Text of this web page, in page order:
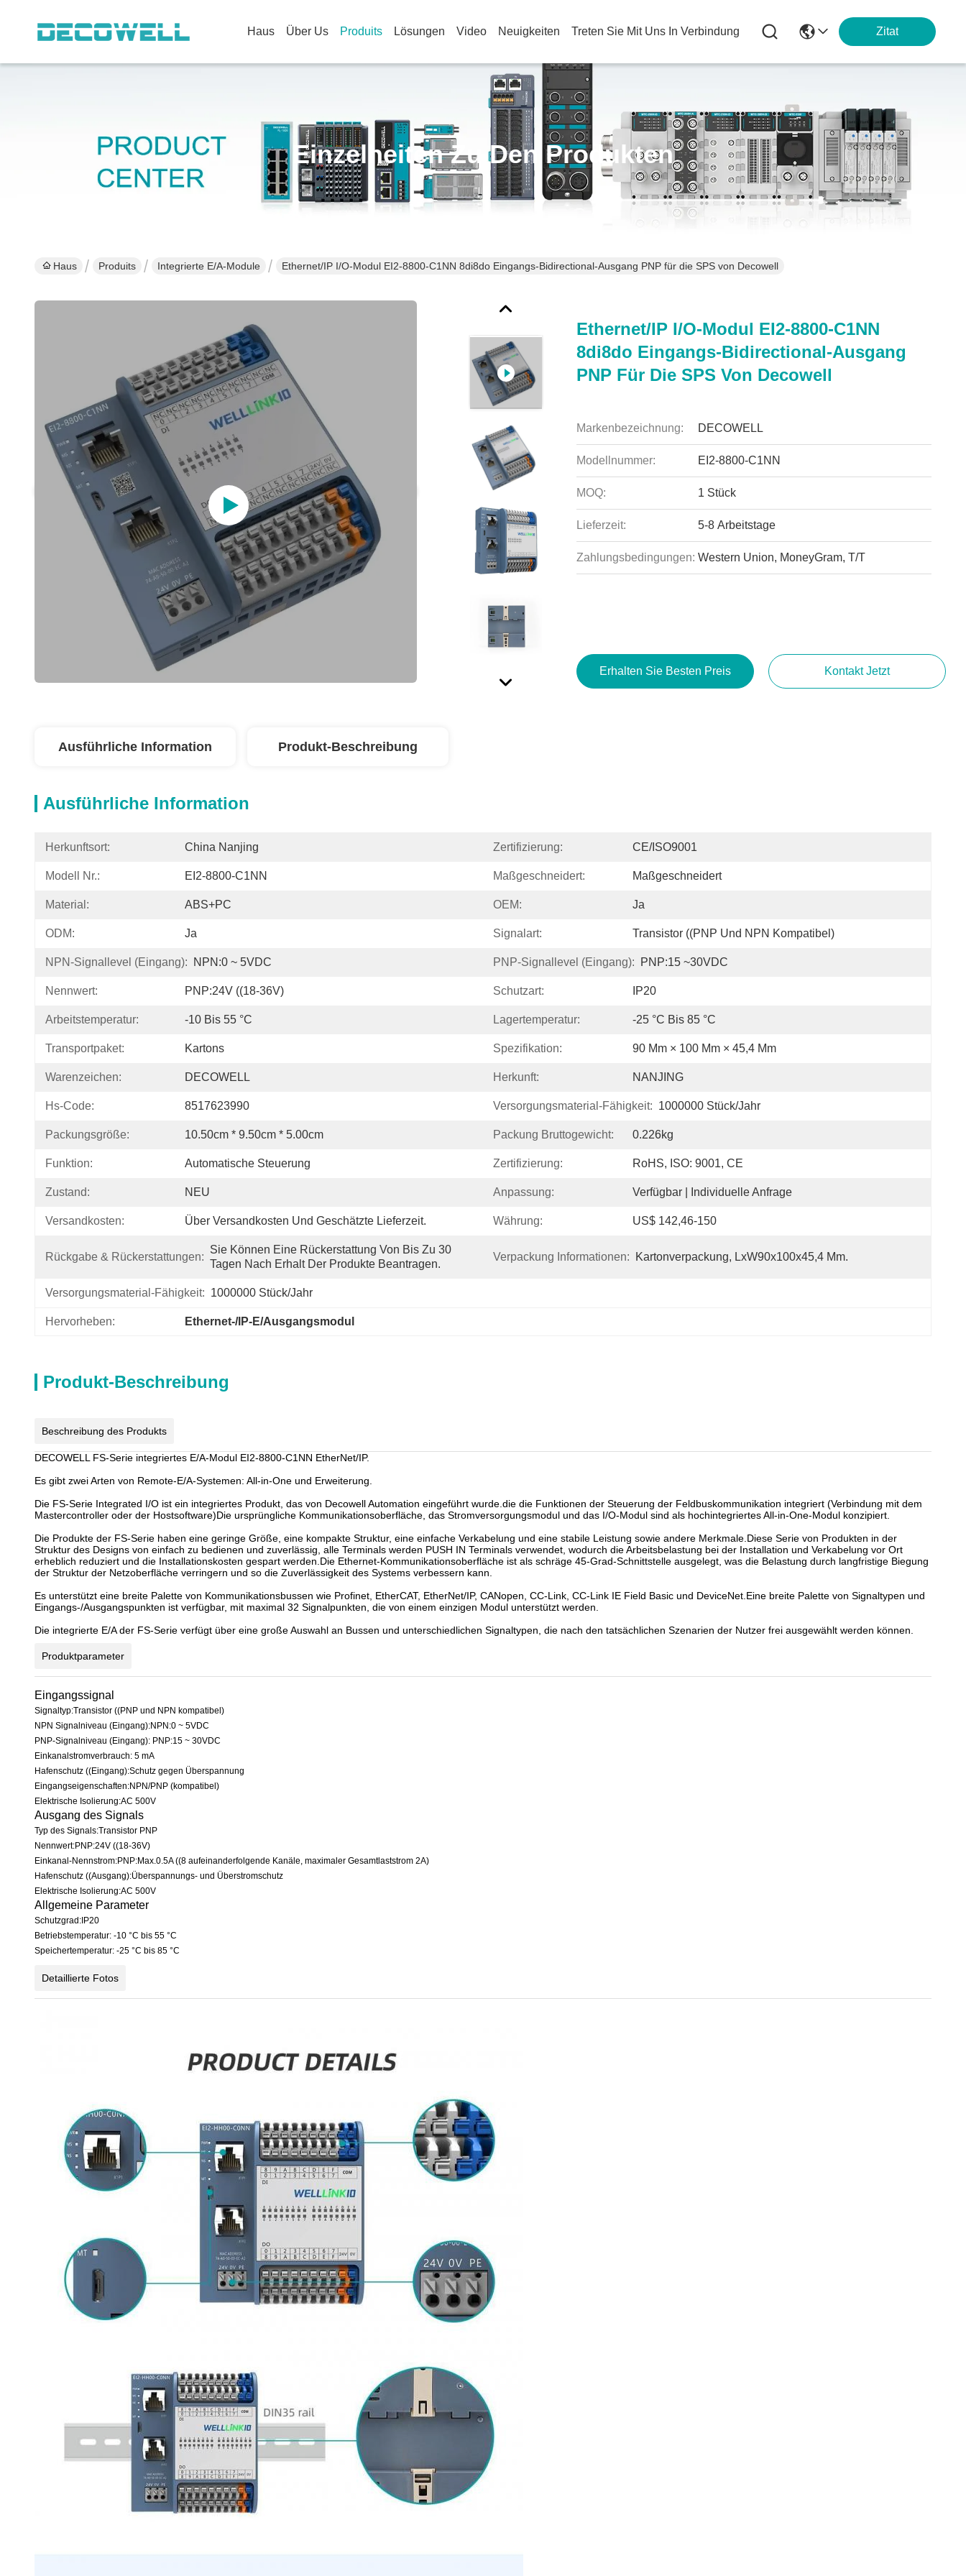
Haus Über Us Produits Lösungen Video Neuigkeiten Treten Sie Mit Uns In Verbindung Zitat
Einzelheiten Zu Den Produkten
Haus Produits Integrierte E/A-Module Ethernet/IP I/O-Modul EI2-8800-C1NN 8di8do Eingangs-Bidirectional-Ausgang PNP für die SPS von Decowell
Ethernet/IP I/O-Modul EI2-8800-C1NN
8di8do Eingangs-Bidirectional-Ausgang
PNP Für Die SPS Von Decowell
Markenbezeichnung: DECOWELL
Modellnummer: EI2-8800-C1NN
MOQ: 1 Stück
Lieferzeit: 5-8 Arbeitstage
Zahlungsbedingungen: Western Union, MoneyGram, T/T
Erhalten Sie Besten Preis Kontakt Jetzt
Ausführliche Information Produkt-Beschreibung
Ausführliche Information
Herkunftsort: China Nanjing Zertifizierung: CE/ISO9001
Modell Nr.: EI2-8800-C1NN Maßgeschneidert: Maßgeschneidert
Material: ABS+PC OEM: Ja
ODM: Ja Signalart: Transistor ((PNP Und NPN Kompatibel)
NPN-Signallevel (Eingang): NPN:0 ~ 5VDC PNP-Signallevel (Eingang): PNP:15 ~30VDC
Nennwert: PNP:24V ((18-36V) Schutzart: IP20
Arbeitstemperatur: -10 Bis 55 °C Lagertemperatur: -25 °C Bis 85 °C
Transportpaket: Kartons Spezifikation: 90 Mm × 100 Mm × 45,4 Mm
Warenzeichen: DECOWELL Herkunft: NANJING
Hs-Code: 8517623990 Versorgungsmaterial-Fähigkeit: 1000000 Stück/Jahr
Packungsgröße: 10.50cm * 9.50cm * 5.00cm Packung Bruttogewicht: 0.226kg
Funktion: Automatische Steuerung Zertifizierung: RoHS, ISO: 9001, CE
Zustand: NEU Anpassung: Verfügbar | Individuelle Anfrage
Versandkosten: Über Versandkosten Und Geschätzte Lieferzeit. Währung: US$ 142,46-150
Rückgabe & Rückerstattungen:
Sie Können Eine Rückerstattung Von Bis Zu 30
Tagen Nach Erhalt Der Produkte Beantragen.
Verpackung Informationen: Kartonverpackung, LxW90x100x45,4 Mm.
Versorgungsmaterial-Fähigkeit: 1000000 Stück/Jahr
Hervorheben: Ethernet-/IP-E/Ausgangsmodul
Produkt-Beschreibung
Beschreibung des Produkts
DECOWELL FS-Serie integriertes E/A-Modul EI2-8800-C1NN EtherNet/IP.
Es gibt zwei Arten von Remote-E/A-Systemen: All-in-One und Erweiterung.
Die FS-Serie Integrated I/O ist ein integriertes Produkt, das von Decowell Automation eingeführt wurde.die die Funktionen der Steuerung der Feldbuskommunikation integriert (Verbindung mit dem
Mastercontroller oder der Hostsoftware)Die ursprüngliche Kommunikationsoberfläche, das Stromversorgungsmodul und das I/O-Modul sind als hochintegriertes All-in-One-Modul konzipiert.
Die Produkte der FS-Serie haben eine geringe Größe, eine kompakte Struktur, eine einfache Verkabelung und eine stabile Leistung sowie andere Merkmale.Diese Serie von Produkten in der
Struktur des Designs von einfach zu bedienen und zuverlässig, alle Terminals werden PUSH IN Terminals verwendet, wodurch die Arbeitsbelastung bei der Installation und Verkabelung vor Ort
erheblich reduziert und die Installationskosten gespart werden.Die Ethernet-Kommunikationsoberfläche ist als schräge 45-Grad-Schnittstelle ausgelegt, was die Belastung durch langfristige Biegung
der Struktur der Netzoberfläche verringern und so die Zuverlässigkeit des Systems verbessern kann.
Es unterstützt eine breite Palette von Kommunikationsbussen wie Profinet, EtherCAT, EtherNet/IP, CANopen, CC-Link, CC-Link IE Field Basic und DeviceNet.Eine breite Palette von Signaltypen und
Eingangs-/Ausgangspunkten ist verfügbar, mit maximal 32 Signalpunkten, die von einem einzigen Modul unterstützt werden.
Die integrierte E/A der FS-Serie verfügt über eine große Auswahl an Bussen und unterschiedlichen Signaltypen, die nach den tatsächlichen Szenarien der Nutzer frei ausgewählt werden können.
Produktparameter
Eingangssignal
Signaltyp:Transistor ((PNP und NPN kompatibel)
NPN Signalniveau (Eingang):NPN:0 ~ 5VDC
PNP-Signalniveau (Eingang): PNP:15 ~ 30VDC
Einkanalstromverbrauch: 5 mA
Hafenschutz ((Eingang):Schutz gegen Überspannung
Eingangseigenschaften:NPN/PNP (kompatibel)
Elektrische Isolierung:AC 500V
Ausgang des Signals
Typ des Signals:Transistor PNP
Nennwert:PNP:24V ((18-36V)
Einkanal-Nennstrom:PNP:Max.0.5A ((8 aufeinanderfolgende Kanäle, maximaler Gesamtlaststrom 2A)
Hafenschutz ((Ausgang):Überspannungs- und Überstromschutz
Elektrische Isolierung:AC 500V
Allgemeine Parameter
Schutzgrad:IP20
Betriebstemperatur: -10 °C bis 55 °C
Speichertemperatur: -25 °C bis 85 °C
Detaillierte Fotos